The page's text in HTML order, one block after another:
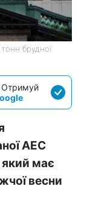
брудної
Отримуй
АЕС
який має
весни